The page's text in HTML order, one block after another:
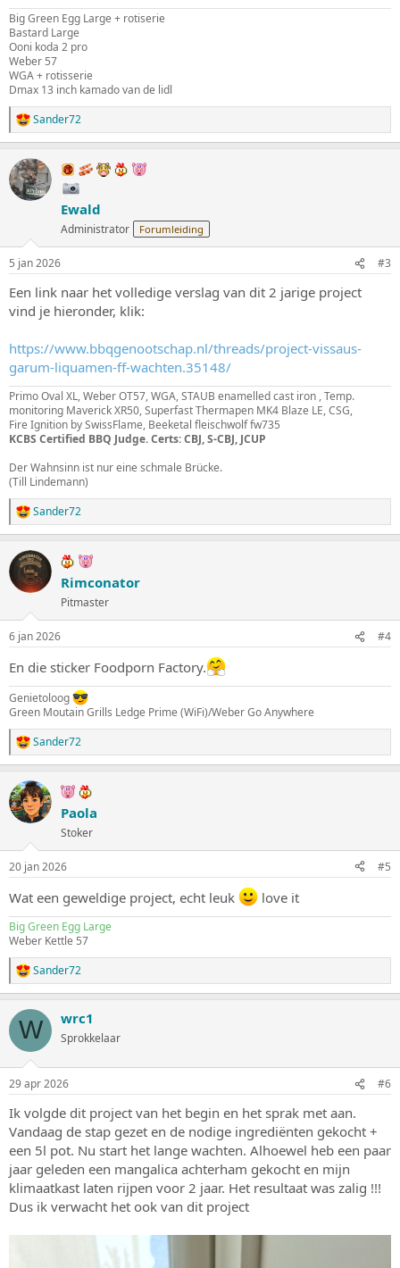
Big Green Egg Large + rotiserie
Bastard Large
Ooni koda 2 pro
Weber 57
WGA + rotisserie
Dmax 13 inch kamado van de lidl
W
a
r
d
e
e
:
Sander72
Ewald
Administrator Forumleiding
5 jan 2026 #3
Een link naar het volledige verslag van dit 2 jarige project
vind je hieronder, klik:
https://www.bbqgenootschap.nl/threads/project-vissaus-
garum-liquamen-ff-wachten.35148/
Primo Oval XL, Weber OT57, WGA, STAUB enamelled cast iron , Temp.
monitoring Maverick XR50, Superfast Thermapen MK4 Blaze LE, CSG,
Fire Ignition by SwissFlame, Beeketal fleischwolf fw735
KCBS Certified BBQ Judge. Certs: CBJ, S-CBJ, JCUP
Der Wahnsinn ist nur eine schmale Brücke.
(Till Lindemann)
W
a
r
d
e
i
n
g
e
n
:
Sander72
Rimconator
Pitmaster
6 jan 2026 #4
En die sticker Foodporn Factory.
Genietoloog
Green Moutain Grills Ledge Prime (WiFi)/Weber Go Anywhere
W
a
r
d
e
i
n
g
e
n
:
Sander72
Paola
Stoker
20 jan 2026 #5
Wat een geweldige project, echt leuk love it
Big Green Egg Large
Weber Kettle 57
W
a
r
d
e
i
n
g
e
n
:
Sander72
W wrc1
Sprokkelaar
29 apr 2026 #6
Ik volgde dit project van het begin en het sprak met aan.
Vandaag de stap gezet en de nodige ingrediënten gekocht +
een 5l pot. Nu start het lange wachten. Alhoewel heb een paar
jaar geleden een mangalica achterham gekocht en mijn
klimaatkast laten rijpen voor 2 jaar. Het resultaat was zalig !!!
Dus ik verwacht het ook van dit project